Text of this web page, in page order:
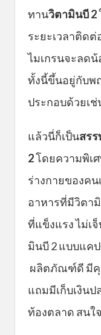
ทานวิตามินบี 2
ระยะเวลาติดต่
ไมเกรนจะลดน้
ทั้งนี้ขึ้นอยู่กับพ
ประกอบด้วยเ
แล้วนี่ก็เป็นสร
2โดยความพิเ
ร่างกายของคน
อาหารที่มีวิตา
ที่แข็งแรง ไม่เ
มินบี 2 แบบแค
ผลิตภัณฑ์ดี มีคุ
แถมมีเก็บเงิน
ท้องตลาด สนใจ